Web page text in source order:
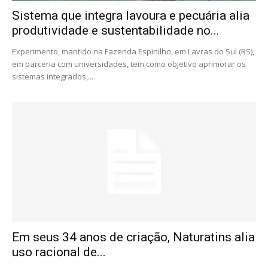
Sistema que integra lavoura e pecuária alia
produtividade e sustentabilidade no...
Experimento, mantido na Fazenda Espinilho, em Lavras do Sul (RS),
em parceria com universidades, tem como objetivo aprimorar os
sistemas integrados,...
Em seus 34 anos de criação, Naturatins alia
uso racional de...